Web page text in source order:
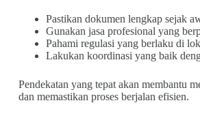
Pastikan dokumen lengkap sejak
Gunakan jasa profesional yang
Pahami regulasi yang berlaku di
Lakukan koordinasi yang baik
Pendekatan yang tepat akan membantu
dan memastikan proses berjalan efisien.